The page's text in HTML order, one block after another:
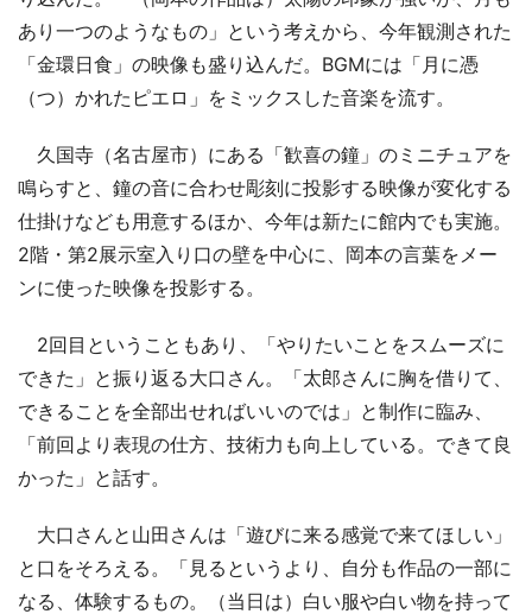
あり一つのようなもの」という考えから、今年観測された
「金環日食」の映像も盛り込んだ。BGMには「月に憑
（つ）かれたピエロ」をミックスした音楽を流す。
久国寺（名古屋市）にある「歓喜の鐘」のミニチュアを
鳴らすと、鐘の音に合わせ彫刻に投影する映像が変化する
仕掛けなども用意するほか、今年は新たに館内でも実施。
2階・第2展示室入り口の壁を中心に、岡本の言葉をメー
ンに使った映像を投影する。
2回目ということもあり、「やりたいことをスムーズに
できた」と振り返る大口さん。「太郎さんに胸を借りて、
できることを全部出せればいいのでは」と制作に臨み、
「前回より表現の仕方、技術力も向上している。できて良
かった」と話す。
大口さんと山田さんは「遊びに来る感覚で来てほしい」
と口をそろえる。「見るというより、自分も作品の一部に
なる、体験するもの。（当日は）白い服や白い物を持って